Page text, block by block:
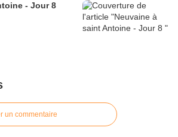
- Jour 8
un commentaire